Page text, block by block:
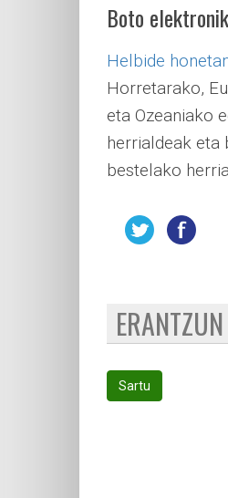
Boto
Helbide
Horretarako,
eta Ozeaniako
herrialdeak eta
bestelako
ERANTZUN
Sartu